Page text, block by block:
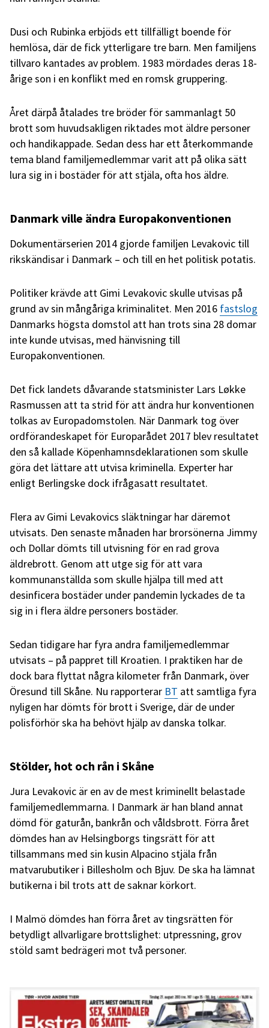
Dusi och Rubinka erbjöds ett tillfälligt boende för
hemlösa, där de fick ytterligare tre barn. Men familjens
tillvaro kantades av problem. 1983 mördades deras 18-
årige son i en konflikt med en romsk gruppering.
Året därpå åtalades tre bröder för sammanlagt 50
brott som huvudsakligen riktades mot äldre personer
och handikappade. Sedan dess har ett återkommande
tema bland familjemedlemmar varit att på olika sätt
lura sig in i bostäder för att stjäla, ofta hos äldre.
Danmark ville ändra Europakonventionen
Dokumentärserien 2014 gjorde familjen Levakovic till
rikskändisar i Danmark – och till en het politisk potatis.
Politiker krävde att Gimi Levakovic skulle utvisas på
grund av sin mångåriga kriminalitet. Men 2016 fastslog
Danmarks högsta domstol att han trots sina 28 domar
inte kunde utvisas, med hänvisning till
Europakonventionen.
Det fick landets dåvarande statsminister Lars Løkke
Rasmussen att ta strid för att ändra hur konventionen
tolkas av Europadomstolen. När Danmark tog över
ordförandeskapet för Europarådet 2017 blev resultatet
den så kallade Köpenhamnsdeklarationen som skulle
göra det lättare att utvisa kriminella. Experter har
enligt Berlingske dock ifrågasatt resultatet.
Flera av Gimi Levakovics släktningar har däremot
utvisats. Den senaste månaden har brorsönerna Jimmy
och Dollar dömts till utvisning för en rad grova
äldrebrott. Genom att utge sig för att vara
kommunanställda som skulle hjälpa till med att
desinficera bostäder under pandemin lyckades de ta
sig in i flera äldre personers bostäder.
Sedan tidigare har fyra andra familjemedlemmar
utvisats – på pappret till Kroatien. I praktiken har de
dock bara flyttat några kilometer från Danmark, över
Öresund till Skåne. Nu rapporterar BT att samtliga fyra
nyligen har dömts för brott i Sverige, där de under
polisförhör ska ha behövt hjälp av danska tolkar.
Stölder, hot och rån i Skåne
Jura Levakovic är en av de mest kriminellt belastade
familjemedlemmarna. I Danmark är han bland annat
dömd för gaturån, bankrån och våldsbrott. Förra året
dömdes han av Helsingborgs tingsrätt för att
tillsammans med sin kusin Alpacino stjäla från
matvarubutiker i Billesholm och Bjuv. De ska ha lämnat
butikerna i bil trots att de saknar körkort.
I Malmö dömdes han förra året av tingsrätten för
betydligt allvarligare brottslighet: utpressning, grov
stöld samt bedrägeri mot två personer.